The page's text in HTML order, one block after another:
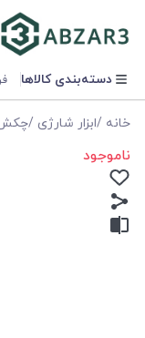
دسته‌بندی کالاها
خانه /ابزار شارژی /چکش
ناموجود